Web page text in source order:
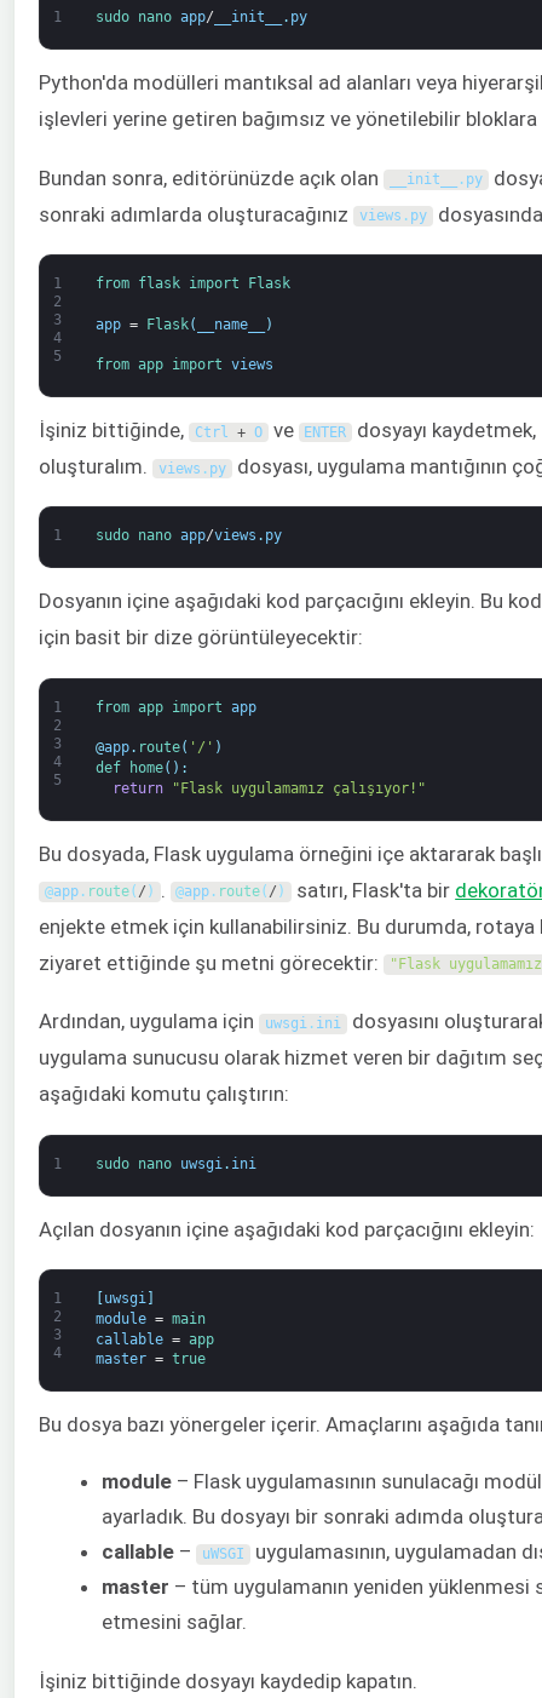
1 sudo nano app/ __init__ . py
Python'da modülleri mantıksal ad alanları veya
işlevleri yerine getiren bağımsız ve yönetilebilir
Bundan sonra, editörünüzde açık olan __init__ . py
sonraki adımlarda oluşturacağınız
views . py
1
2
3
4
5
from flask import Flask
app = Flask( __name__ )
from app import views
İşiniz bittiğinde, Ctrl + O ve ENTER
dosyayı
oluşturalım.
views . py dosyası, uygulama mantığının
1 sudo nano app/views . py
Dosyanın içine aşağıdaki kod parçacığını ekleyin. Bu
için basit bir dize görüntüleyecektir:
1
2
3
4
5
from app import app
@app. route( '/' )
def
home( ) :
return
"Flask uygulamamız çalışıyor!"
Bu dosyada, Flask uygulama örneğini içe aktararak
@app. route(/ ) . @app . route(/ ) satırı, Flask'ta bir
enjekte etmek için kullanabilirsiniz. Bu durumda,
ziyaret ettiğinde şu metni görecektir:
"Flask
Ardından, uygulama için uwsgi. ini dosyasını
uygulama sunucusu olarak hizmet veren bir dağıtım
aşağıdaki komutu çalıştırın:
1 sudo nano uwsgi . ini
Açılan dosyanın içine aşağıdaki kod parçacığını ekleyin:
1
2
3
4
uwsgi]
module = main
callable = app
master = true
Bu dosya bazı yönergeler içerir. Amaçlarını aşağıda
module – Flask uygulamasının sunulacağı
ayarladık. Bu dosyayı bir sonraki adımda
callable – uWSGI uygulamasının, uygulamadan
master – tüm uygulamanın yeniden yüklenmesi
etmesini sağlar.
İşiniz bittiğinde dosyayı kaydedip kapatın.